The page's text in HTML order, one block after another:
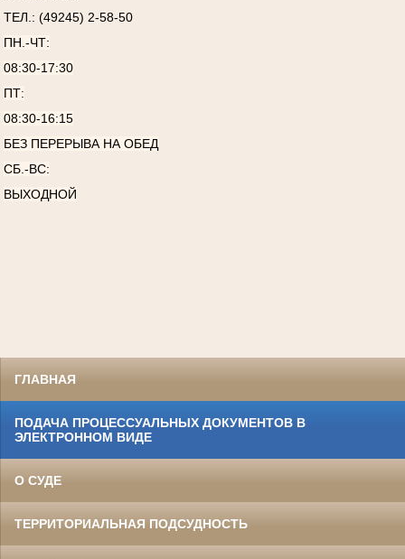
ТЕЛ.: (49245) 2-58-50
ПН.-ЧТ:
08:30-17:30
ПТ:
08:30-16:15
БЕЗ ПЕРЕРЫВА НА ОБЕД
СБ.-ВС:
ВЫХОДНОЙ
ГЛАВНАЯ
ПОДАЧА ПРОЦЕССУАЛЬНЫХ ДОКУМЕНТОВ В
ЭЛЕКТРОННОМ ВИДЕ
О СУДЕ
ТЕРРИТОРИАЛЬНАЯ ПОДСУДНОСТЬ